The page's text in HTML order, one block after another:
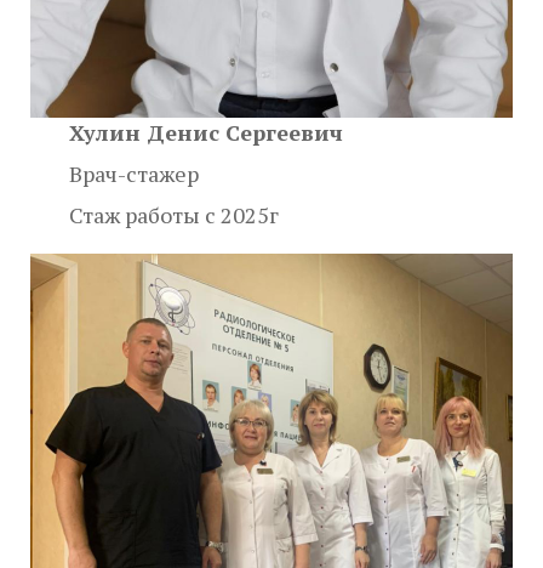
Хулин Денис Сергеевич
Врач-стажер
Стаж работы с 2025г